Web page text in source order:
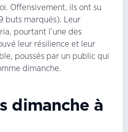
Offensivement, ils ont su
buts marqués). Leur
pourtant l’une des
leur résilience et leur
poussés par un public qui
dimanche.
dimanche à